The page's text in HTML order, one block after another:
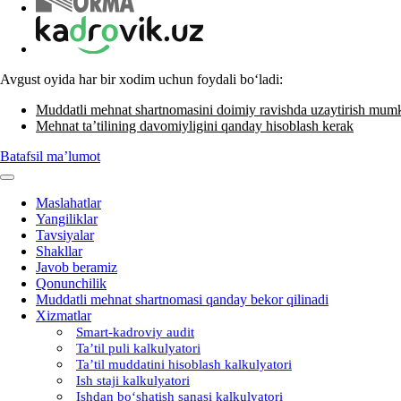
Avgust oyida har bir хodim uchun foydali boʻladi:
Muddatli mehnat shartnomasini doimiy ravishda uzaytirish
Mehnat ta’tilining davomiyligini qanday hisoblash kerak
Batafsil ma’lumot
Maslahatlar
Yangiliklar
Tavsiyalar
Shakllar
Javob beramiz
Qonunchilik
Muddatli mehnat shartnomasi qanday bekor qilinadi
Xizmatlar
Smart-kadroviy audit
Ta’til puli kalkulyatori
Ta’til muddatini hisoblash kalkulyatori
Ish staji kalkulyatori
Ishdan boʻshatish sanasi kalkulyatori